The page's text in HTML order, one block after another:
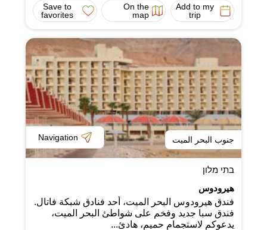
Add to my
trip
On the
map
Save to
favorites
جنوب البحر الميت Navigation
בתי מלון
هيرودوس
فندق هيرودوس البحر الميت، أحد فنادق شبكة فاتال.
فندق سبا جديد وفخم على شواطئ البحر الميت،
يدعوكم لاستجمام حميم، هادئ...